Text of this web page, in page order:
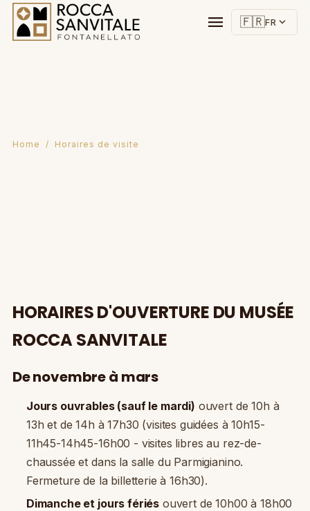
menu 🇫🇷FR expand_more
Home / Horaires de visite
HORAIRES D'OUVERTURE DU MUSÉE
ROCCA SANVITALE
De novembre à mars
Jours ouvrables (sauf le mardi) ouvert de 10h à
13h et de 14h à 17h30 (visites guidées à 10h15-
11h45-14h45-16h00 - visites libres au rez-de-
chaussée et dans la salle du Parmigianino.
Fermeture de la billetterie à 16h30).
Dimanche et jours fériés ouvert de 10h00 à 18h00